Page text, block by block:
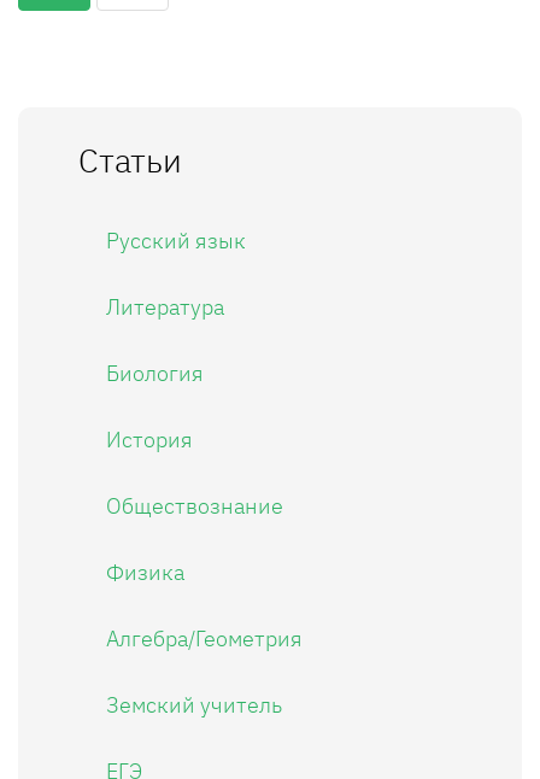
Статьи
Русский язык
Литература
Биология
История
Обществознание
Физика
Алгебра/Геометрия
Земский учитель
ЕГЭ